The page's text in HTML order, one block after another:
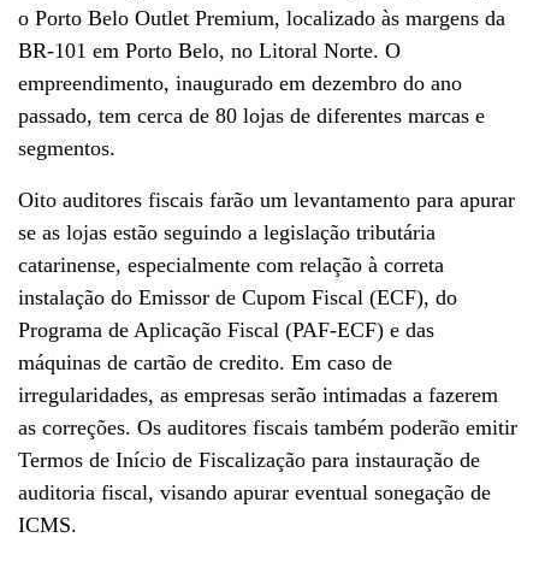
o Porto Belo Outlet Premium, localizado às margens da
BR-101 em Porto Belo, no Litoral Norte. O
empreendimento, inaugurado em dezembro do ano
passado, tem cerca de 80 lojas de diferentes marcas e
segmentos.
Oito auditores fiscais farão um levantamento para apurar
se as lojas estão seguindo a legislação tributária
catarinense, especialmente com relação à correta
instalação do Emissor de Cupom Fiscal (ECF), do
Programa de Aplicação Fiscal (PAF-ECF) e das
máquinas de cartão de credito. Em caso de
irregularidades, as empresas serão intimadas a fazerem
as correções. Os auditores fiscais também poderão emitir
Termos de Início de Fiscalização para instauração de
auditoria fiscal, visando apurar eventual sonegação de
ICMS.